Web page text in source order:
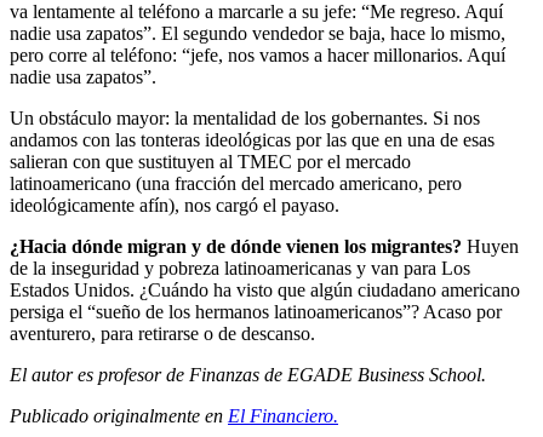
va lentamente al teléfono a marcarle a su jefe: “Me regreso. Aquí
nadie usa zapatos”. El segundo vendedor se baja, hace lo mismo,
pero corre al teléfono: “jefe, nos vamos a hacer millonarios. Aquí
nadie usa zapatos”.
Un obstáculo mayor: la mentalidad de los gobernantes. Si nos
andamos con las tonteras ideológicas por las que en una de esas
salieran con que sustituyen al TMEC por el mercado
latinoamericano (una fracción del mercado americano, pero
ideológicamente afín), nos cargó el payaso.
¿Hacia dónde migran y de dónde vienen los migrantes? Huyen
de la inseguridad y pobreza latinoamericanas y van para Los
Estados Unidos. ¿Cuándo ha visto que algún ciudadano americano
persiga el “sueño de los hermanos latinoamericanos”? Acaso por
aventurero, para retirarse o de descanso.
El autor es profesor de Finanzas de EGADE Business School.
Publicado originalmente en El Financiero.